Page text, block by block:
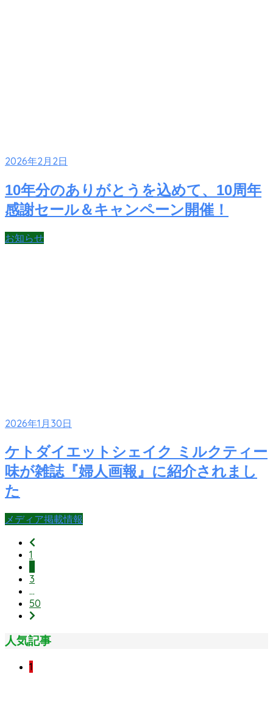
2026年2月2日
10年分のありがとうを込めて、10周年
感謝セール＆キャンペーン開催！
お知らせ
2026年1月30日
ケトダイエットシェイク ミルクティー
味が雑誌『婦人画報』に紹介されまし
た
メディア掲載情報
1
3
…
50
人気記事
1